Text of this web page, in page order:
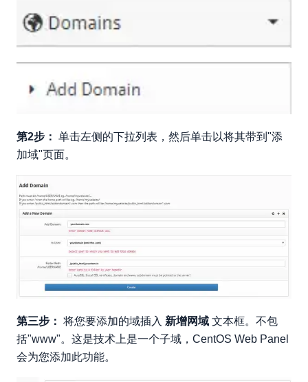
第2步： 单击左侧的下拉列表，然后单击以将其带到"添
加域"页面。
第三步： 将您要添加的域插入 新增网域 文本框。不包
括"www"。这是技术上是一个子域，CentOS Web Panel
会为您添加此功能。